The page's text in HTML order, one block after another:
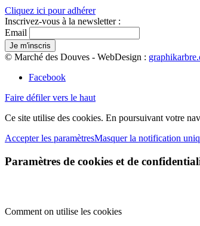
Cliquez ici pour adhérer
Inscrivez-vous à la newsletter :
Email
© Marché des Douves - WebDesign :
Facebook
Faire défiler vers le haut
Ce site utilise des cookies. En poursuivant votre
Accepter les paramètresMasquer la notification
Paramètres de cookies et de
Comment on utilise les cookies